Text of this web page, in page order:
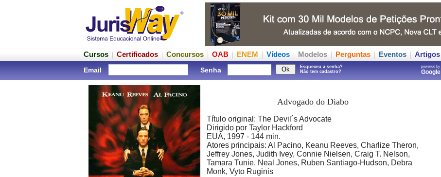
Cursos Certificados Concursos OAB ENEM Vídeos Modelos Perguntas Eventos Artigos
Email Senha
Esqueceu a senha?
Não tem cadastro?
powered by
Google
Advogado do Diabo
Título original: The Devil´s Advocate
Dirigido por Taylor Hackford
EUA, 1997 - 144 min.
Atores principais: Al Pacino, Keanu Reeves, Charlize Theron,
Jeffrey Jones, Judith Ivey, Connie Nielsen, Craig T. Nelson,
Tamara Tunie, Neal Jones, Ruben Santiago-Hudson, Debra
Monk, Vyto Ruginis